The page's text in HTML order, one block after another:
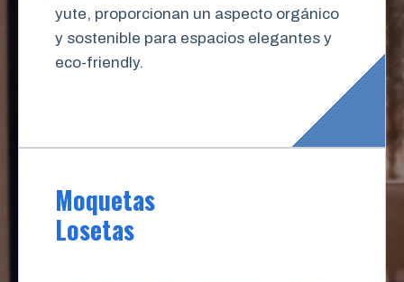
yute, proporcionan un aspecto orgánico
y sostenible para espacios elegantes y
eco-friendly.
Moquetas
Losetas